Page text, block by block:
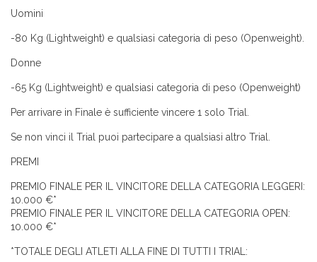
Uomini
-80 Kg (Lightweight) e qualsiasi categoria di peso (Openweight).
Donne
-65 Kg (Lightweight) e qualsiasi categoria di peso (Openweight)
Per arrivare in Finale è sufficiente vincere 1 solo Trial.
Se non vinci il Trial puoi partecipare a qualsiasi altro Trial.
PREMI
PREMIO FINALE PER IL VINCITORE DELLA CATEGORIA LEGGERI:
10.000 €*
PREMIO FINALE PER IL VINCITORE DELLA CATEGORIA OPEN:
10.000 €*
*TOTALE DEGLI ATLETI ALLA FINE DI TUTTI I TRIAL: